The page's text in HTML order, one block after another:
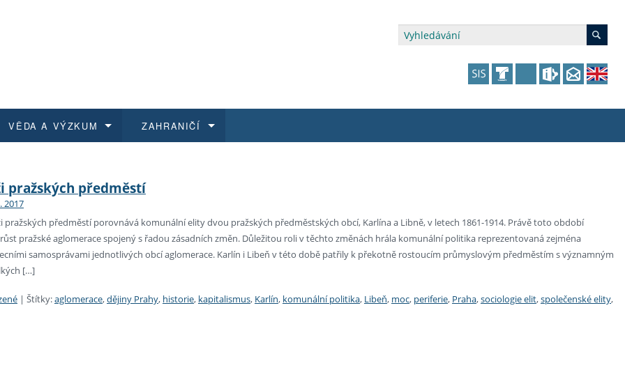
dokumenty
pro zaměstnance
FF UK
E-shop fakulty
a jak se přihlásit
programy
průběhu přijímacího řízení Univerzita třetího věku
magisterské studium
Podpora a benefity pro studující
VĚDA A VÝZKUM
na FF UK
kvalifikace
Publikace
ZAHRANIČÍ
a výběrová řízení
East and Central European Studies
pražských předměstí
2017
pražských předměstí porovnává komunální elity dvou pražských předměstských obcí, Karlína a Libně, v letech 1861-1914. Právě toto období
pražské aglomerace spojený s řadou zásadních změn. Důležitou roli v těchto změnách hrála komunální politika reprezentovaná zejména
samosprávami jednotlivých obcí aglomerace. Karlín i Libeň v této době patřily k překotně rostoucím průmyslovým předměstím s významným
[…]
| Štítky:aglomerace,dějiny Prahy, historie, kapitalismus, Karlín, komunální politika, Libeň, moc, periferie, Praha,sociologie elit,společenské elity,